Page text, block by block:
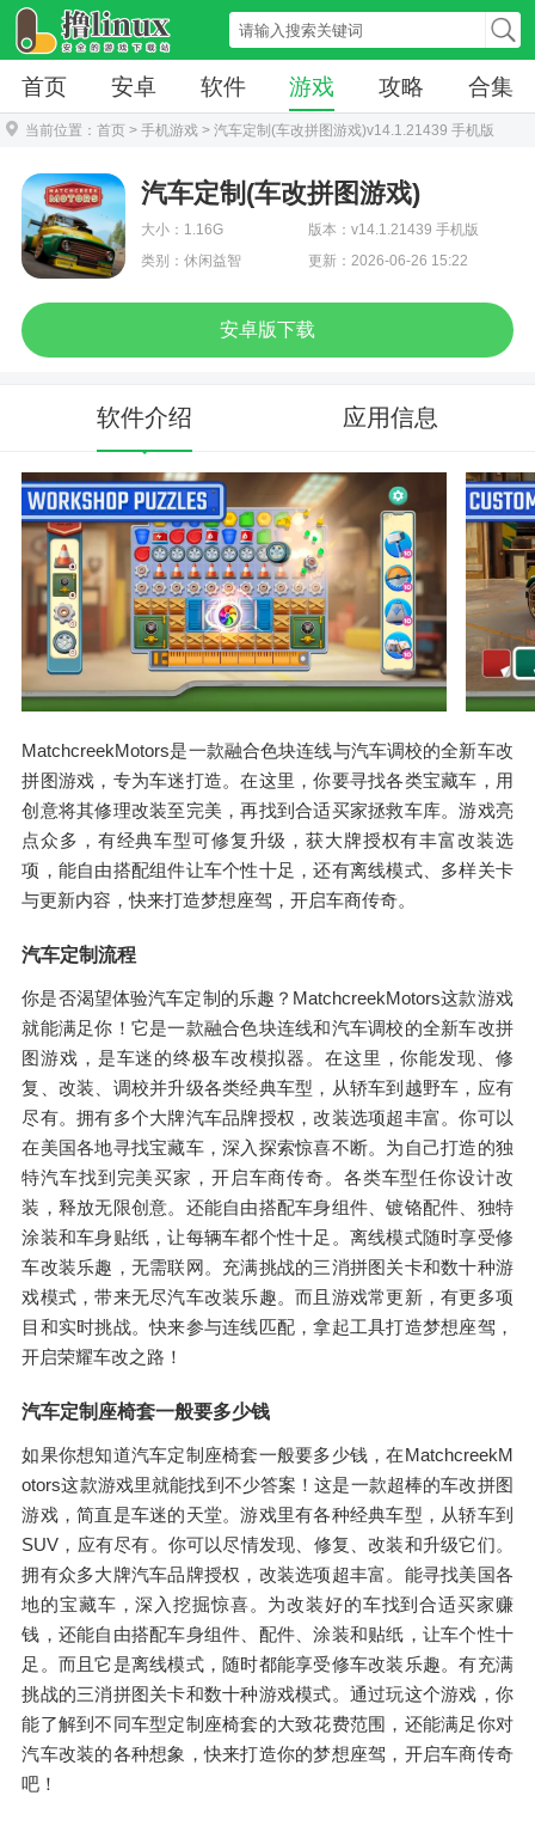
首页 安卓 软件 游戏 攻略 合集
当前位置： 首页 > 手机游戏 > 汽车定制(车改拼图游戏)v14.1.21439 手机版
汽车定制(车改拼图游戏)
大小：1.16G
版本：v14.1.21439 手机版
类别：休闲益智
更新：2026-06-26 15:22
安卓版下载
软件介绍 应用信息
MatchcreekMotors是一款融合色块连线与汽车调校的全新车改
拼图游戏，专为车迷打造。在这里，你要寻找各类宝藏车，用
创意将其修理改装至完美，再找到合适买家拯救车库。游戏亮
点众多，有经典车型可修复升级，获大牌授权有丰富改装选
项，能自由搭配组件让车个性十足，还有离线模式、多样关卡
与更新内容，快来打造梦想座驾，开启车商传奇。
汽车定制流程
你是否渴望体验汽车定制的乐趣？MatchcreekMotors这款游戏
就能满足你！它是一款融合色块连线和汽车调校的全新车改拼
图游戏，是车迷的终极车改模拟器。在这里，你能发现、修
复、改装、调校并升级各类经典车型，从轿车到越野车，应有
尽有。拥有多个大牌汽车品牌授权，改装选项超丰富。你可以
在美国各地寻找宝藏车，深入探索惊喜不断。为自己打造的独
特汽车找到完美买家，开启车商传奇。各类车型任你设计改
装，释放无限创意。还能自由搭配车身组件、镀铬配件、独特
涂装和车身贴纸，让每辆车都个性十足。离线模式随时享受修
车改装乐趣，无需联网。充满挑战的三消拼图关卡和数十种游
戏模式，带来无尽汽车改装乐趣。而且游戏常更新，有更多项
目和实时挑战。快来参与连线匹配，拿起工具打造梦想座驾，
开启荣耀车改之路！
汽车定制座椅套一般要多少钱
如果你想知道汽车定制座椅套一般要多少钱，在MatchcreekM
otors这款游戏里就能找到不少答案！这是一款超棒的车改拼图
游戏，简直是车迷的天堂。游戏里有各种经典车型，从轿车到
SUV，应有尽有。你可以尽情发现、修复、改装和升级它们。
拥有众多大牌汽车品牌授权，改装选项超丰富。能寻找美国各
地的宝藏车，深入挖掘惊喜。为改装好的车找到合适买家赚
钱，还能自由搭配车身组件、配件、涂装和贴纸，让车个性十
足。而且它是离线模式，随时都能享受修车改装乐趣。有充满
挑战的三消拼图关卡和数十种游戏模式。通过玩这个游戏，你
能了解到不同车型定制座椅套的大致花费范围，还能满足你对
汽车改装的各种想象，快来打造你的梦想座驾，开启车商传奇
吧！